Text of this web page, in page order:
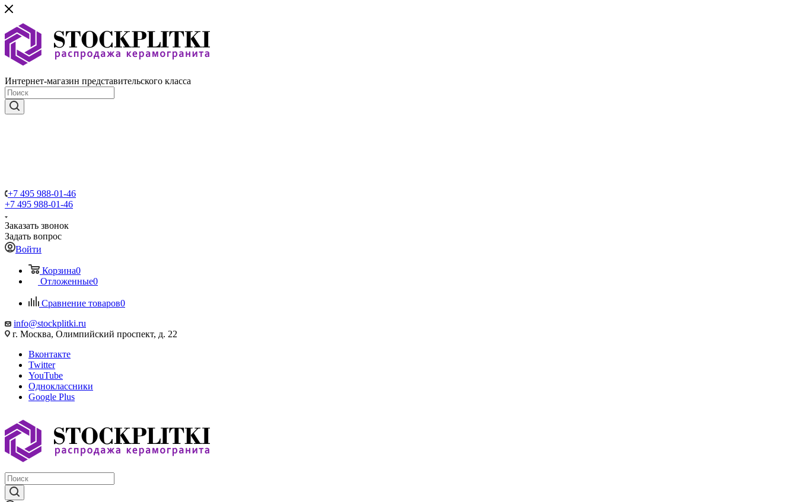
Интернет-магазин представительского класса
+7 495 988-01-46
+7 495 988-01-46
Заказать звонок
Задать вопрос
Войти
Корзина0
Отложенные0
Сравнение товаров0
info@stockplitki.ru
г. Москва, Олимпийский проспект, д. 22
Вконтакте
Twitter
YouTube
Одноклассники
Google Plus